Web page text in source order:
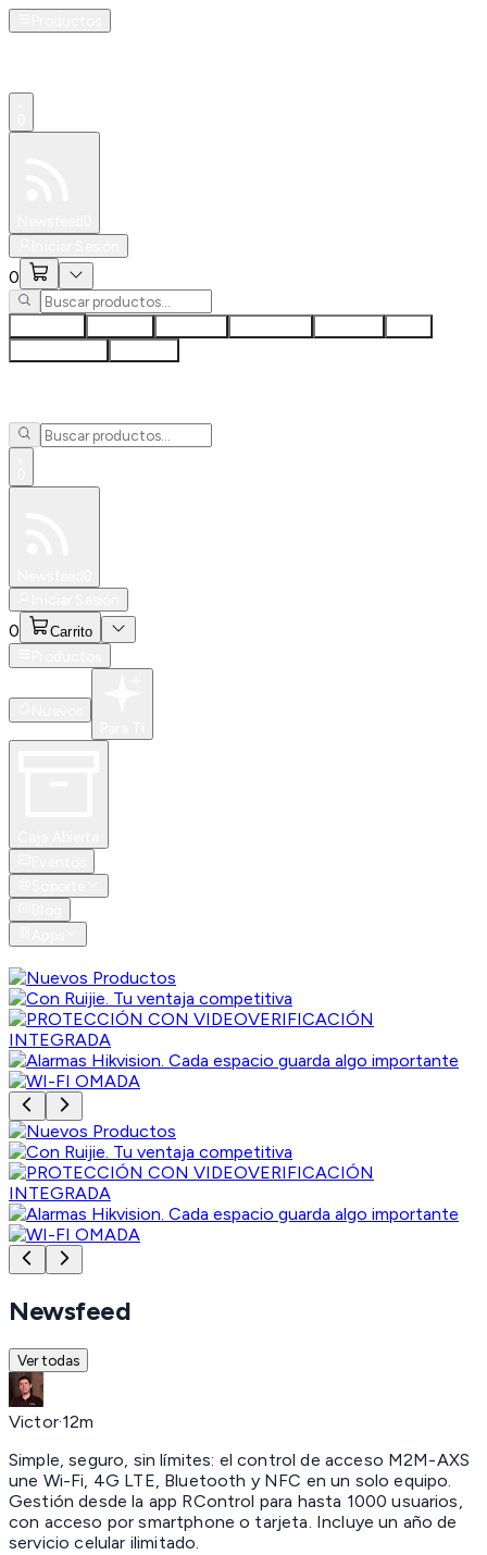
0
0 Carrito
Newsfeed
Ver todas
Victor·12m
Simple, seguro, sin límites: el control de acceso M2M-AXS
une Wi-Fi, 4G LTE, Bluetooth y NFC en un solo equipo.
Gestión desde la app RControl para hasta 1000 usuarios,
con acceso por smartphone o tarjeta. Incluye un año de
servicio celular ilimitado.